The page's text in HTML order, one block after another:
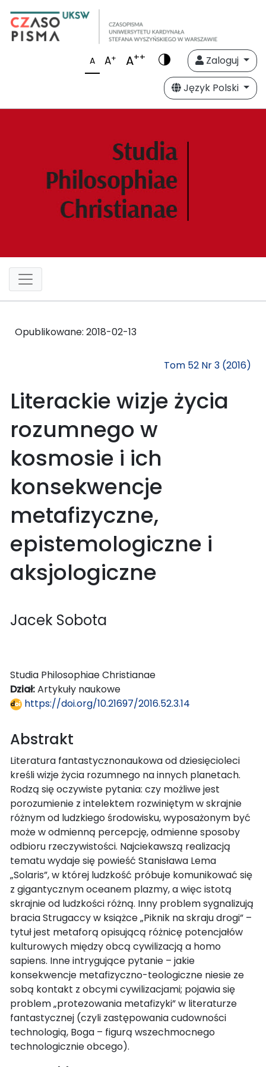
A A+ A++
Zaloguj
Język Polski
Opublikowane: 2018-02-13
Tom 52 Nr 3 (2016)
Literackie wizje życia
rozumnego w
kosmosie i ich
konsekwencje
metafizyczne,
epistemologiczne i
aksjologiczne
Jacek Sobota
Studia Philosophiae Christianae
Dział:Artykuły naukowe
https://doi.org/10.21697/2016.52.3.14
Abstrakt
Literatura fantastycznonaukowa od dziesięcioleci
kreśli wizje życia rozumnego na innych planetach.
Rodzą się oczywiste pytania: czy możliwe jest
porozumienie z intelektem rozwiniętym w skrajnie
różnym od ludzkiego środowisku, wyposażonym być
może w odmienną percepcję, odmienne sposoby
odbioru rzeczywistości. Najciekawszą realizacją
tematu wydaje się powieść Stanisława Lema
„Solaris”, w której ludzkość próbuje komunikować się
z gigantycznym oceanem plazmy, a więc istotą
skrajnie od ludzkości różną. Inny problem sygnalizują
bracia Strugaccy w książce „Piknik na skraju drogi” –
tytuł jest metaforą opisującą różnicę potencjałów
kulturowych między obcą cywilizacją a homo
sapiens. Inne intrygujące pytanie – jakie
konsekwencje metafizyczno-teologiczne niesie ze
sobą kontakt z obcymi cywilizacjami; pojawia się
problem „protezowania metafizyki” w literaturze
fantastycznej (czyli zastępowania cudowności
technologią, Boga – figurą wszechmocnego
technologicznie obcego).